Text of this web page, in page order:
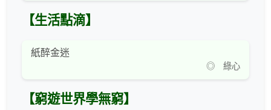
【生活點滴】
紙醉金迷
◎ 綠心
【窮遊世界學無窮】